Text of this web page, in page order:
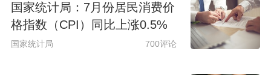
国家统计局：7月份居民消费价
格指数（CPI）同比上涨0.5%
国家统计局 700评论